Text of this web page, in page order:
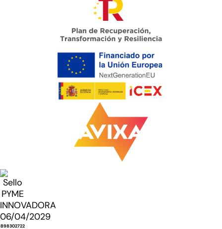
B98302722